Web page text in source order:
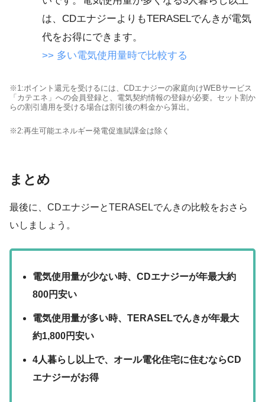
は、CDエナジーよりもTERASELでんきが電気
代をお得にできます。
>> 多い電気使用量時で比較する
※1:ポイント還元を受けるには、CDエナジーの家庭向けWEBサービス
「カテエネ」への会員登録と、電気契約情報の登録が必要。セット割か
らの割引適用を受ける場合は割引後の料金から算出。
※2:再生可能エネルギー発電促進賦課金は除く
まとめ
最後に、CDエナジーとTERASELでんきの比較をおさら
いしましょう。
電気使用量が少ない時、CDエナジーが年最大約
800円安い
電気使用量が多い時、TERASELでんきが年最大
約1,800円安い
4人暮らし以上で、オール電化住宅に住むならCD
エナジーがお得